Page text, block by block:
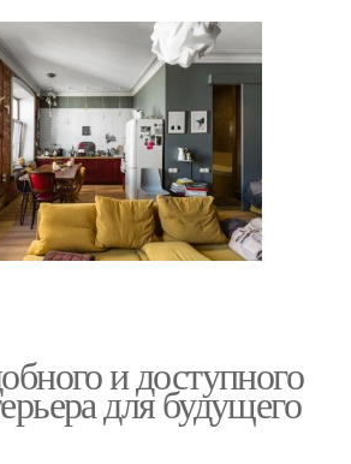
и доступного
для будущего